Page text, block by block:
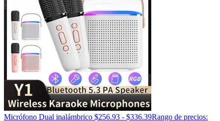
Micrófono Dual inalámbrico $256.93 - $336.39Rango de precios: